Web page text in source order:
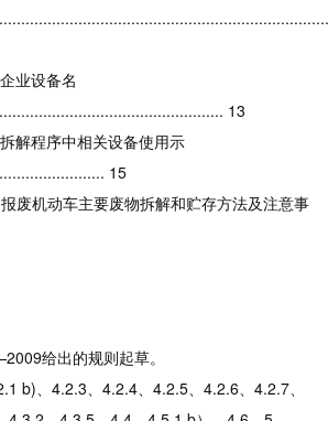
业设备名
13
解程序中相关设备使用示
15
废机动车主要废物拆解和贮存方法及注意事
给出的规则起草。
b)、4.2.3、4.2.4、4.2.5、4.2.6、4.2.7、